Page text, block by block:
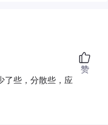
了些，分散些，应
赞